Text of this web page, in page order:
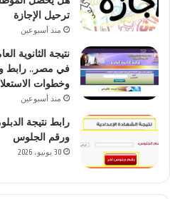
ترحيل الإجازة
منذ أسبوعين
في مصر.. رابط
وخطوات
منذ أسبوعين
ورقم الجلوس
30 يونيو، 2026